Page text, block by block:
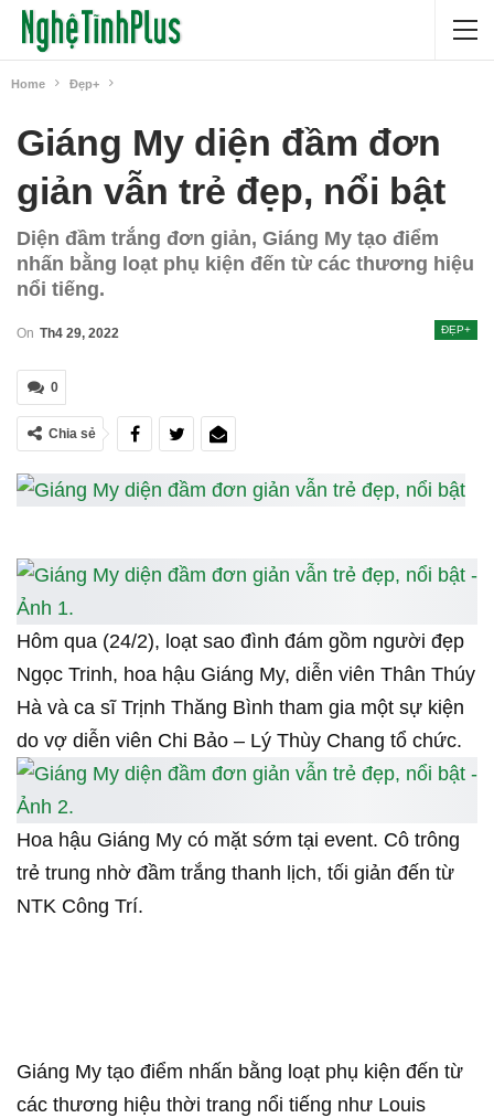
Home Đẹp+
Giáng My diện đầm đơn
giản vẫn trẻ đẹp, nổi bật
Diện đầm trắng đơn giản, Giáng My tạo điểm
nhấn bằng loạt phụ kiện đến từ các thương hiệu
nổi tiếng.
ĐẸP+
On Th4 29, 2022
0
Chia sẻ
Hôm qua (24/2), loạt sao đình đám gồm người đẹp
Ngọc Trinh, hoa hậu Giáng My, diễn viên Thân Thúy
Hà và ca sĩ Trịnh Thăng Bình tham gia một sự kiện
do vợ diễn viên Chi Bảo – Lý Thùy Chang tổ chức.
Hoa hậu Giáng My có mặt sớm tại event. Cô trông
trẻ trung nhờ đầm trắng thanh lịch, tối giản đến từ
NTK Công Trí.
Giáng My tạo điểm nhấn bằng loạt phụ kiện đến từ
các thương hiệu thời trang nổi tiếng như Louis